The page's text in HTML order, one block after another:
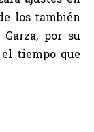
los también
por su
tiempo que